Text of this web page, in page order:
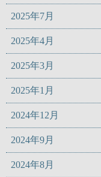
2025年7月
2025年4月
2025年3月
2025年1月
2024年12月
2024年9月
2024年8月